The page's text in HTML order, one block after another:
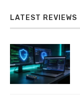
LATEST REVIEWS